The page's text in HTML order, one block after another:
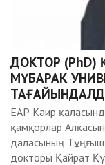
ДОКТОР (PhD)
МҮБАРАК
ЕАР Каир
қамқорлар
даласының
докторы Қайрат